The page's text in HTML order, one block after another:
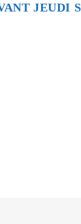
JEUDI